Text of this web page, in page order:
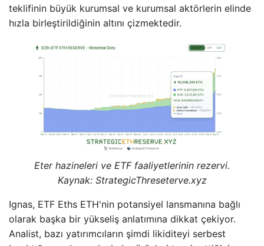
teklifinin büyük kurumsal ve kurumsal aktörlerin elinde
hızla birleştirildiğinin altını çizmektedir.
Eter hazineleri ve ETF faaliyetlerinin rezervi.
Kaynak: StrategicThreseterve.xyz
Ignas, ETF Eths ETH'nin potansiyel lansmanına bağlı
olarak başka bir yükseliş anlatımına dikkat çekiyor.
Analist, bazı yatırımcıların şimdi likiditeyi serbest